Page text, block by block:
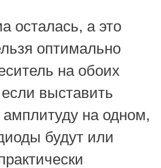
осталась, а это
оптимально
на обоих
выставить
на одном,
будут или